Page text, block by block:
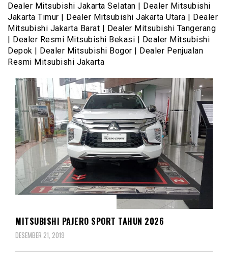
Dealer Mitsubishi Jakarta Selatan | Dealer Mitsubishi
Jakarta Timur | Dealer Mitsubishi Jakarta Utara | Dealer
Mitsubishi Jakarta Barat | Dealer Mitsubishi Tangerang
| Dealer Resmi Mitsubishi Bekasi | Dealer Mitsubishi
Depok | Dealer Mitsubishi Bogor | Dealer Penjualan
Resmi Mitsubishi Jakarta
MITSUBISHI PAJERO SPORT TAHUN 2026
DESEMBER 21, 2019